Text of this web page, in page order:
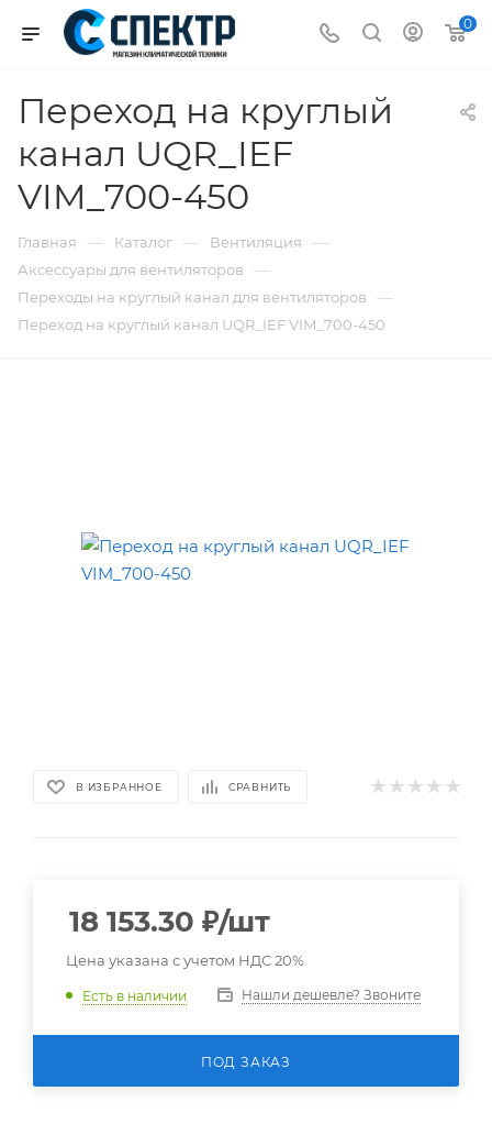
0
Переход на круглый
канал UQR_IEF
VIM_700-450
Главная — Каталог — Вентиляция —
Аксессуары для вентиляторов —
Переходы на круглый канал для вентиляторов —
Переход на круглый канал UQR_IEF VIM_700-450
В ИЗБРАННОЕ СРАВНИТЬ
18 153.30 ₽/шт
Цена указана с учетом НДС 20%
Есть в наличии Нашли дешевле? Звоните
ПОД ЗАКАЗ